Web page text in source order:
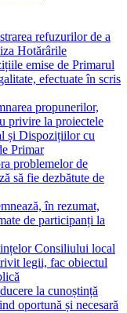
refuzurilor de a
Hotărârile
emise de Primarul
efectuate în scris
propunerilor,
privire la proiectele
și Dispozițiilor cu
Primar
problemelor de
să fie dezbătute de
în rezumat,
de participanți la
Consiliului local
legii, fac obiectul
la cunoștință
oportună și necesară